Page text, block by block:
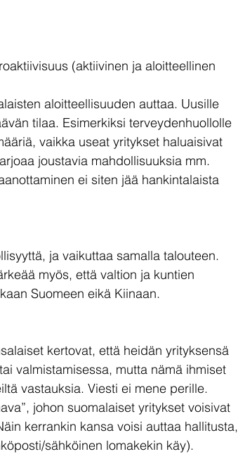
(aktiivinen ja aloitteellinen
aloitteellisuuden auttaa. Uusille
tilaa. Esimerkiksi terveydenhuollolle
vaikka useat yritykset haluaisivat
joustavia mahdollisuuksia mm.
ei siten jää hankintalaista
ja vaikuttaa samalla talouteen.
myös, että valtion ja kuntien
Suomeen eikä Kiinaan.
kertovat, että heidän yrityksensä
valmistamisessa, mutta nämä ihmiset
vastauksia. Viesti ei mene perille.
johon suomalaiset yritykset voisivat
kerrankin kansa voisi auttaa hallitusta,
sähköinen lomakekin käy).